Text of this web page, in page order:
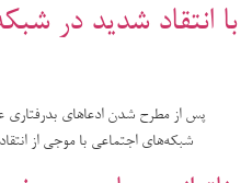
با انتقاد شدید در
پس از مطرح شدن ادعاهای بدرفتاری
شبکه‌های اجتماعی با موجی از